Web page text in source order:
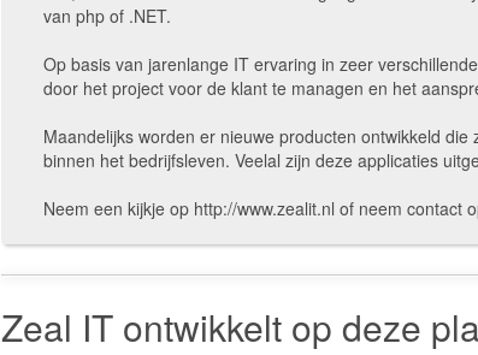
van php of .NET.
Op basis van jarenlange IT ervaring in zeer
door het project voor de klant te managen en het
Maandelijks worden er nieuwe producten ontwikkeld
binnen het bedrijfsleven. Veelal zijn deze applicaties
Neem een kijkje op http://www.zealit.nl of neem contact
Zeal IT ontwikkelt op deze